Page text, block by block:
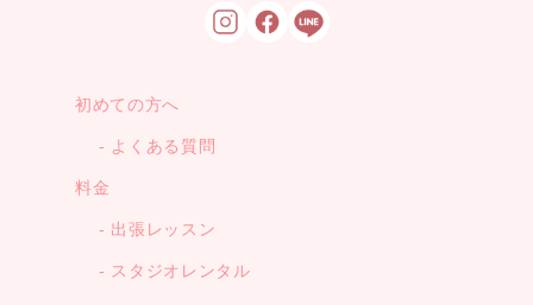
初めての方へ
よくある質問
料金
出張レッスン
スタジオレンタル